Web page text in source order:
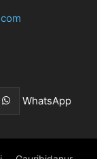
WhatsApp